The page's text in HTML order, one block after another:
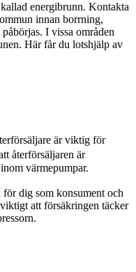
energibrunn. Kontakta
innan borrning,
I vissa områden
Här får du lotshjälp av
är viktig för
återförsäljaren är
värmepumpar.
dig som konsument och
att försäkringen täcker